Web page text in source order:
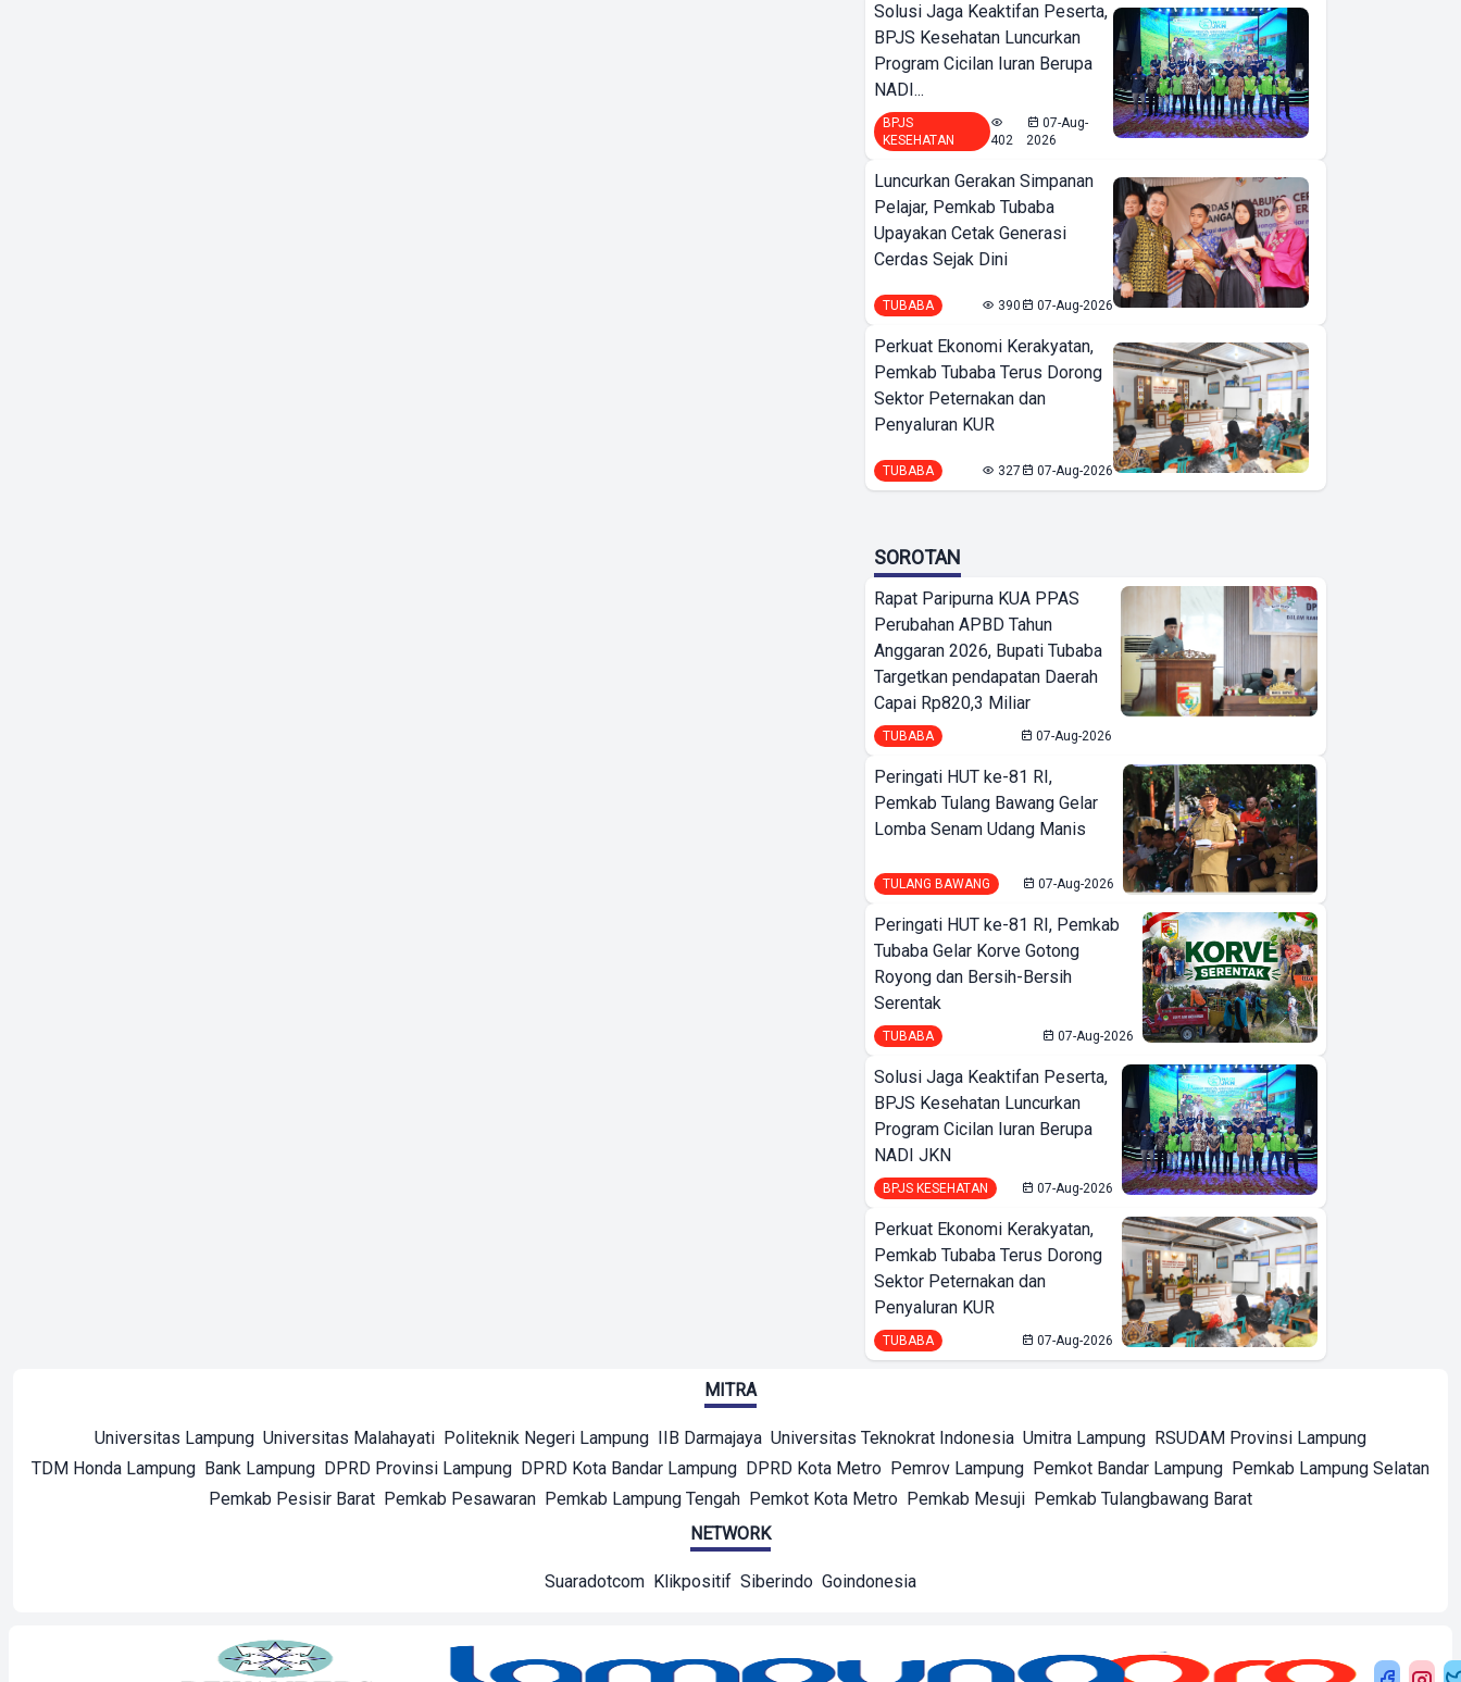
Solusi Jaga Keaktifan Peserta,
BPJS Kesehatan Luncurkan
Program Cicilan Iuran Berupa
NADI...
BPJS
KESEHATAN
402
07-Aug-
2026
Luncurkan Gerakan Simpanan
Pelajar, Pemkab Tubaba
Upayakan Cetak Generasi
Cerdas Sejak Dini
TUBABA 390 07-Aug-2026
Perkuat Ekonomi Kerakyatan,
Pemkab Tubaba Terus Dorong
Sektor Peternakan dan
Penyaluran KUR
TUBABA 327 07-Aug-2026
SOROTAN
Rapat Paripurna KUA PPAS
Perubahan APBD Tahun
Anggaran 2026, Bupati Tubaba
Targetkan pendapatan Daerah
Capai Rp820,3 Miliar
TUBABA 07-Aug-2026
Peringati HUT ke-81 RI,
Pemkab Tulang Bawang Gelar
Lomba Senam Udang Manis
TULANG BAWANG 07-Aug-2026
Peringati HUT ke-81 RI, Pemkab
Tubaba Gelar Korve Gotong
Royong dan Bersih-Bersih
Serentak
TUBABA 07-Aug-2026
Solusi Jaga Keaktifan Peserta,
BPJS Kesehatan Luncurkan
Program Cicilan Iuran Berupa
NADI JKN
BPJS KESEHATAN 07-Aug-2026
Perkuat Ekonomi Kerakyatan,
Pemkab Tubaba Terus Dorong
Sektor Peternakan dan
Penyaluran KUR
TUBABA 07-Aug-2026
MITRA
Universitas Lampung Universitas Malahayati Politeknik Negeri Lampung IIB Darmajaya Universitas Teknokrat Indonesia Umitra Lampung RSUDAM Provinsi Lampung
TDM Honda Lampung Bank Lampung DPRD Provinsi Lampung DPRD Kota Bandar Lampung DPRD Kota Metro Pemrov Lampung Pemkot Bandar Lampung Pemkab Lampung Selatan
Pemkab Pesisir Barat Pemkab Pesawaran Pemkab Lampung Tengah Pemkot Kota Metro Pemkab Mesuji Pemkab Tulangbawang Barat
NETWORK
Suaradotcom Klikpositif Siberindo Goindonesia